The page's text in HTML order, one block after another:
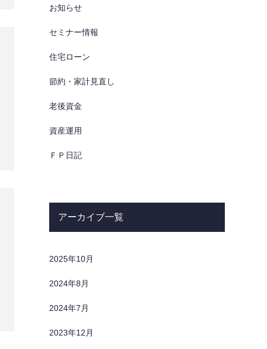
お知らせ
セミナー情報
住宅ローン
節約・家計見直し
老後資金
資産運用
ＦＰ日記
アーカイブ一覧
2025年10月
2024年8月
2024年7月
2023年12月